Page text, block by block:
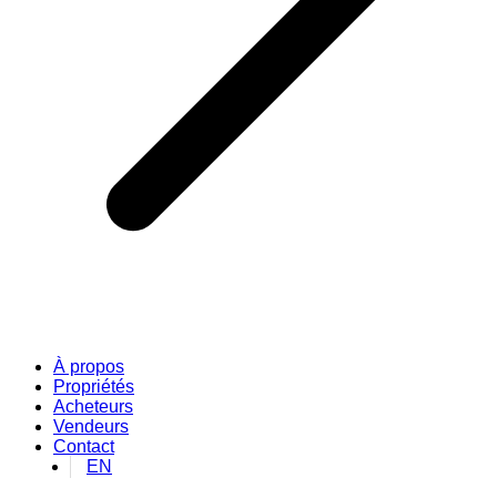
À propos
Propriétés
Acheteurs
Vendeurs
Contact
EN